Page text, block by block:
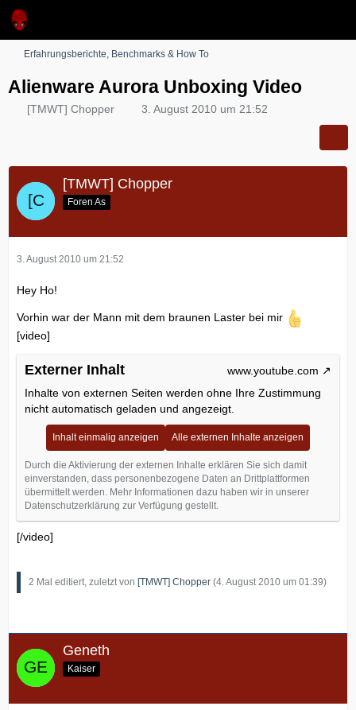
Erfahrungsberichte, Benchmarks & How To
Alienware Aurora Unboxing Video
[TMWT] Chopper 3. August 2010 um 21:52
[TMWT] Chopper
Foren As
3. August 2010 um 21:52
Hey Ho!
Vorhin war der Mann mit dem braunen Laster bei mir
[video]
Externer Inhalt
www.youtube.com
Inhalte von externen Seiten werden ohne Ihre Zustimmung
nicht automatisch geladen und angezeigt.
Inhalt einmalig anzeigen Alle externen Inhalte anzeigen
Durch die Aktivierung der externen Inhalte erklären Sie sich damit
einverstanden, dass personenbezogene Daten an Drittplattformen
übermittelt werden. Mehr Informationen dazu haben wir in unserer
Datenschutzerklärung zur Verfügung gestellt.
[/video]
2 Mal editiert, zuletzt von [TMWT] Chopper (4. August 2010 um 01:39)
Geneth
Kaiser